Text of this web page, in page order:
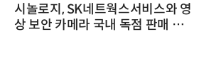
시놀로지, SK네트웍스서비스와 영
상 보안 카메라 국내 독점 판매 파